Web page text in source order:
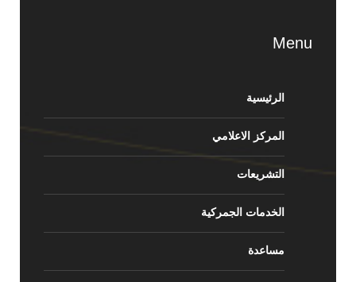
Menu
الرئيسية
المركز الاعلامي
التشريعات
الخدمات الجمركية
مساعدة